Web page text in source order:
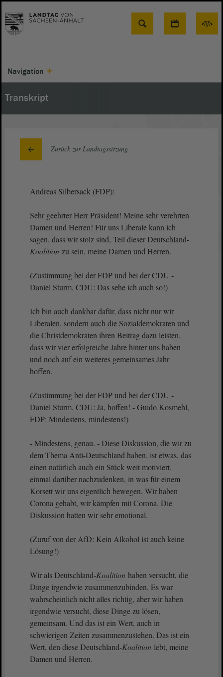
Suche
Navigation
Transkript
Zurück zur Landtagssitzung
Andreas Silbersack (FDP):
Sehr geehrter Herr Präsident! Meine sehr verehrten
Damen und Herren! Für uns Liberale kann ich
sagen, dass wir stolz sind, Teil dieser Deutschland-
Koalition zu sein, meine Damen und Herren.
(Zustimmung bei der FDP und bei der CDU -
Daniel Sturm, CDU: Das sehe ich auch so!)
Ich bin auch dankbar dafür, dass nicht nur wir
Liberalen, sondern auch die Sozialdemokraten und
die Christdemokraten ihren Beitrag dazu leisten,
dass wir vier erfolgreiche Jahre hinter uns haben
und noch auf ein weiteres gemeinsames Jahr
hoffen.
(Zustimmung bei der FDP und bei der CDU -
Daniel Sturm, CDU: Ja, hoffen! - Guido Kosmehl,
FDP: Mindestens, mindestens!)
- Mindestens, genau. - Diese Diskussion, die wir zu
dem Thema Anti-Deutschland haben, ist etwas, das
einen natürlich auch ein Stück weit motiviert,
einmal darüber nachzudenken, in was für einem
Korsett wir uns eigentlich bewegen. Wir haben
Corona gehabt, wir kämpfen mit Corona. Die
Diskussion hatten wir sehr emotional.
(Zuruf von der AfD: Kein Alkohol ist auch keine
Lösung!)
Wir als Deutschland-Koalition haben versucht, die
Dinge irgendwie zusammenzubinden. Es war
wahrscheinlich nicht alles richtig, aber wir haben
irgendwie versucht, diese Dinge zu lösen,
gemeinsam. Und das ist ein Wert, auch in
schwierigen Zeiten zusammenzustehen. Das ist ein
Wert, den diese Deutschland-Koalition lebt, meine
Damen und Herren.